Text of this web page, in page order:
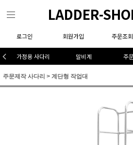
LADDER-
로그인 회원가입 주문조회
가정용 사다리 말비계 주
주문제작 사다리 > 계단형 작업대